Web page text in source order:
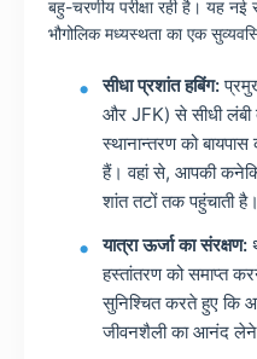
बहु-चरणीय परीक्षा रही है। यह नई
भौगोलिक मध्यस्थता का एक
सीधा प्रशांत हबिंग:
और JFK) से सीधी लंबी
स्थानान्तरण को
हैं। वहां से, आपकी
शांत तटों तक पहुंचाती है।
यात्रा ऊर्जा का संरक्षण:
हस्तांतरण को समाप्त
सुनिश्चित करते हुए कि
जीवनशैली का आनंद लेने